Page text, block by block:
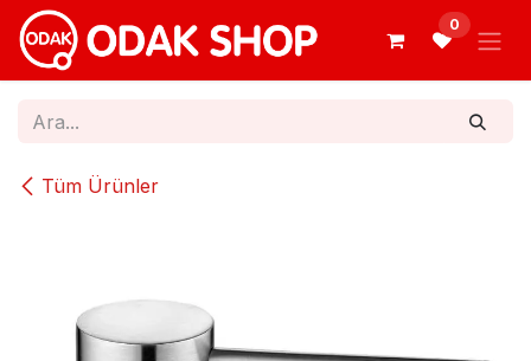
İçereği Atla
0
Tüm Ürünler